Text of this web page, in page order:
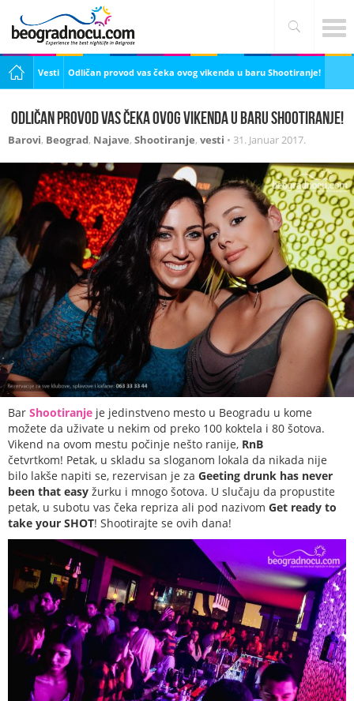
Vesti Odličan provod vas čeka ovog vikenda u baru Shootiranje!
Odličan provod vas čeka ovog vikenda u baru Shootiranje!
Barovi, Beograd, Najave, Shootiranje, vesti • 31. Januar 2017.
Bar Shootiranje je jedinstveno mesto u Beogradu u kome
možete da uživate u nekim od preko 100 koktela i 80 šotova.
Vikend na ovom mestu počinje nešto ranije, RnB
četvrtkom! Petak, u skladu sa sloganom lokala da nikada nije
bilo lakše napiti se, rezervisan je za Geeting drunk has never
been that easy žurku i mnogo šotova. U slučaju da propustite
petak, u subotu vas čeka repriza ali pod nazivom Get ready to
take your SHOT! Shootirajte se ovih dana!